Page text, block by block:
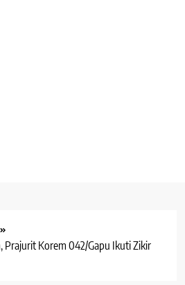
Prajurit Korem 042/Gapu Ikuti Zikir